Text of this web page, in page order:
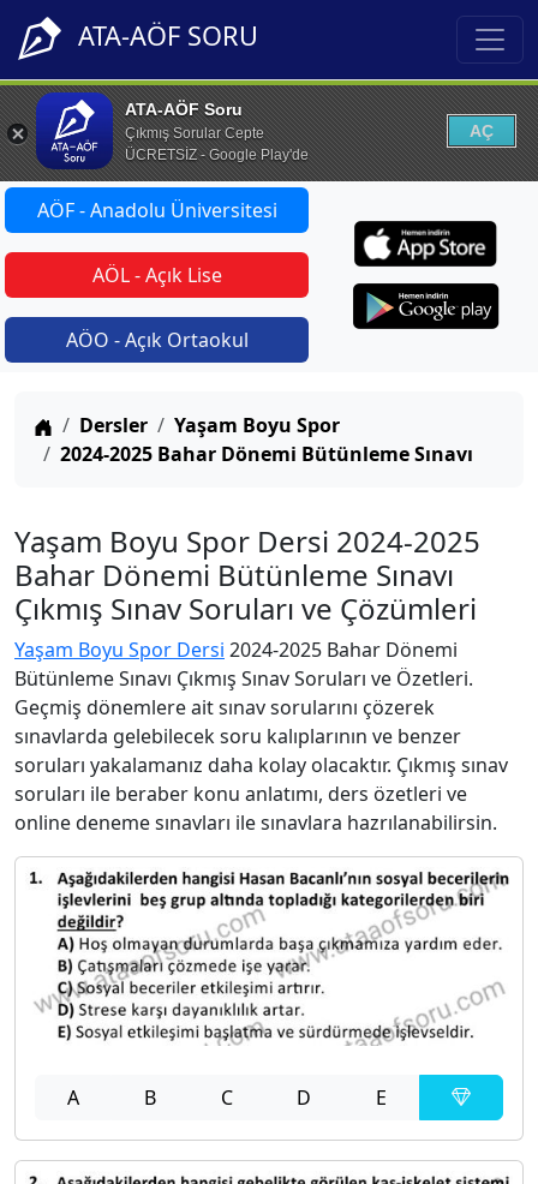
ATA-AÖF SORU
ATA-AÖF Soru
Çıkmış Sorular Cepte
ÜCRETSİZ - Google Play'de
AÇ
AÖF - Anadolu Üniversitesi
AÖL - Açık Lise
AÖO - Açık Ortaokul
Anasayfa
Dersler
Yaşam Boyu Spor
2024-2025 Bahar Dönemi Bütünleme Sınavı
Yaşam Boyu Spor Dersi 2024-2025
Bahar Dönemi Bütünleme Sınavı
Çıkmış Sınav Soruları ve Çözümleri
Yaşam Boyu Spor Dersi 2024-2025 Bahar Dönemi
Bütünleme Sınavı Çıkmış Sınav Soruları ve Özetleri.
Geçmiş dönemlere ait sınav sorularını çözerek
sınavlarda gelebilecek soru kalıplarının ve benzer
soruları yakalamanız daha kolay olacaktır. Çıkmış sınav
soruları ile beraber konu anlatımı, ders özetleri ve
online deneme sınavları ile sınavlara hazrılanabilirsin.
A B C D E